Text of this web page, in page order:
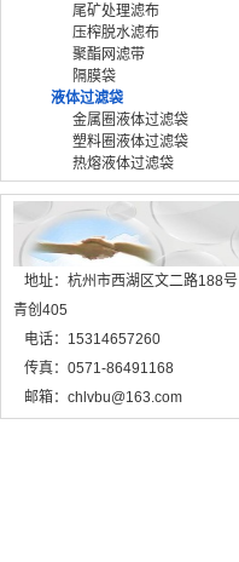
尾矿处理滤布
压榨脱水滤布
聚酯网滤带
隔膜袋
液体过滤袋
金属圈液体过滤袋
塑料圈液体过滤袋
热熔液体过滤袋
地址：杭州市西湖区文二路188号
青创405
电话：15314657260
传真：0571-86491168
邮箱：chlvbu@163.com